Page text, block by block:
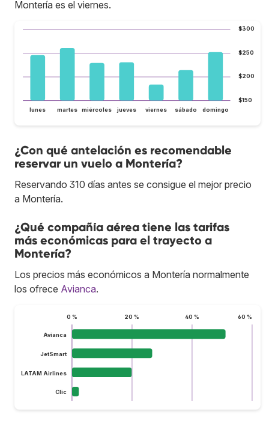
Montería es el viernes.
$150
$200
$250
$300
lunes martes miércoles jueves viernes sábado domingo
¿Con qué antelación es recomendable
reservar un vuelo a Montería?
Reservando 310 días antes se consigue el mejor precio
a Montería.
¿Qué compañía aérea tiene las tarifas
más económicas para el trayecto a
Montería?
Los precios más económicos a Montería normalmente
los ofrece Avianca.
0 % 20 % 40 % 60 %
Avianca
JetSmart
LATAM Airlines
Clic